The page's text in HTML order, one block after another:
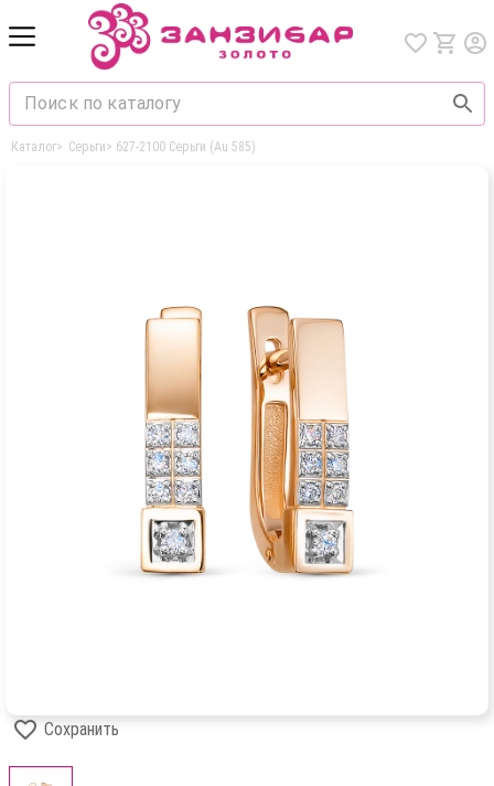
Каталог> Серьги> 627-2100 Серьги (Au 585)
Сохранить